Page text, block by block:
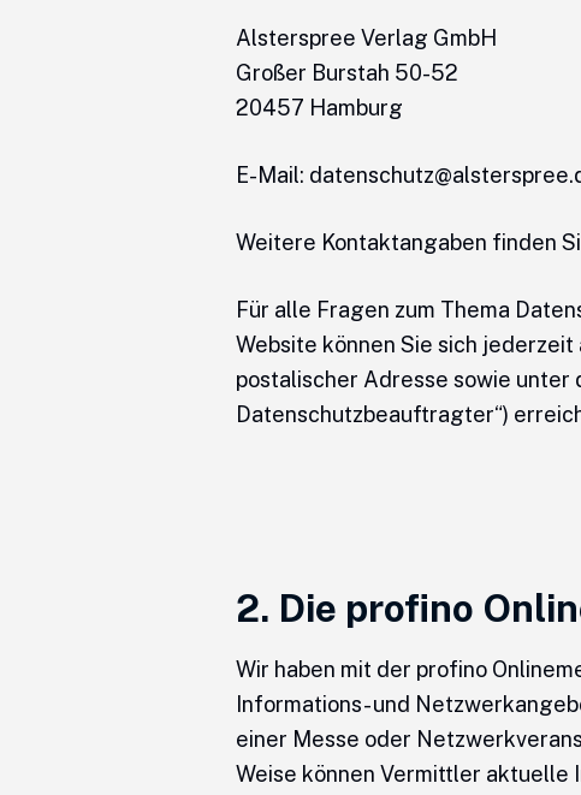
Alsterspree Verlag GmbH
Großer Burstah 50-52
20457 Hamburg
E-Mail:
Weitere Kontaktangaben finden
Für alle Fragen zum Thema
Website können Sie sich
postalischer Adresse sowie unter
Datenschutzbeauftragter“)
2. Die profino
Wir haben mit der profino
Informations- und
einer Messe oder
Weise können Vermittler aktuelle